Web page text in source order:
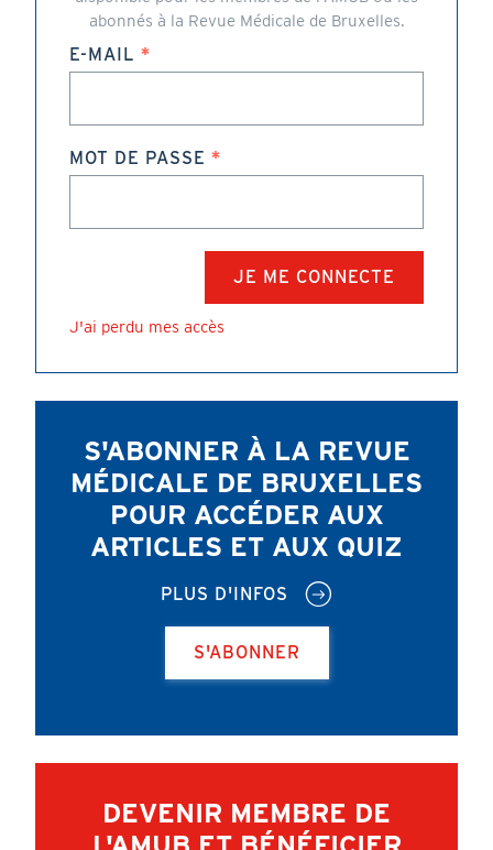
abonnés à la Revue Médicale de Bruxelles.
E-MAIL
MOT DE PASSE
J'ai perdu mes accès
S'ABONNER À LA REVUE
MÉDICALE DE BRUXELLES
POUR ACCÉDER AUX
ARTICLES ET AUX QUIZ
PLUS D'INFOS
S'ABONNER
DEVENIR MEMBRE DE